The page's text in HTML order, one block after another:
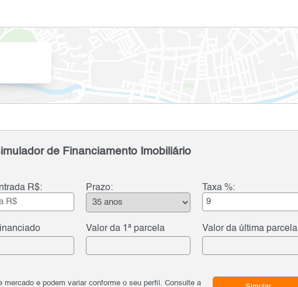
de Financiamento Imobiliário
R$: Prazo: Taxa %:
Valor da 1ª parcela Valor da última parcela
e podem variar conforme o seu perfil. Consulte a